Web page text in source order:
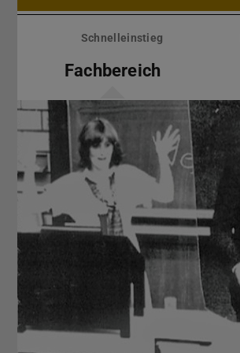
Menü
überspringenSchnelleinstieg
Fachbereich